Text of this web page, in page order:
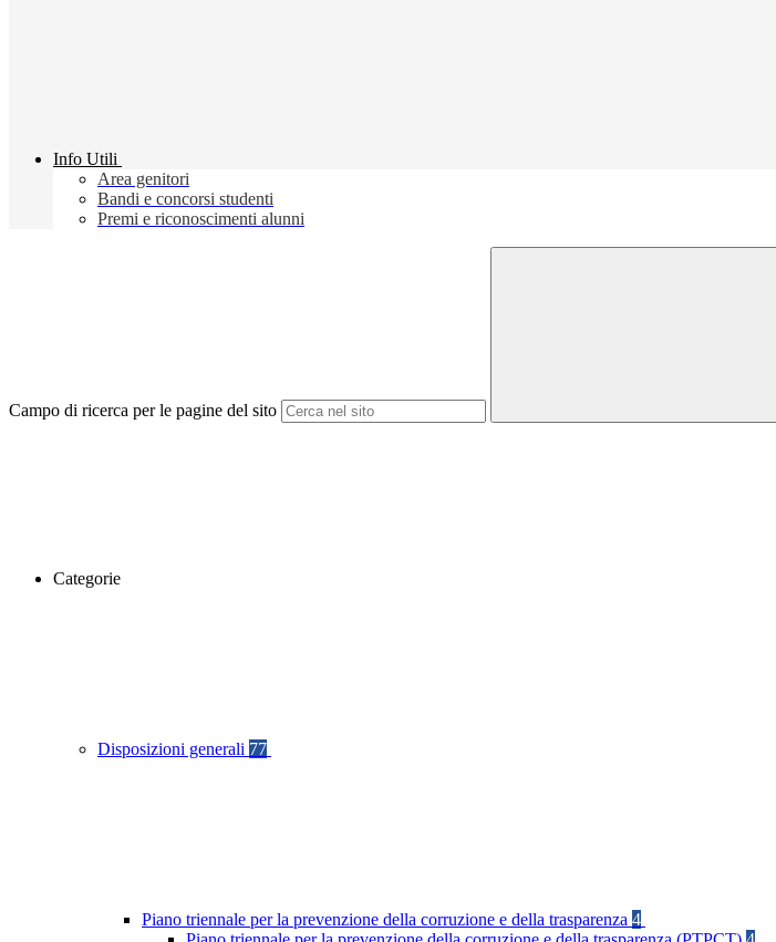
Info Utili
Area genitori
Bandi e concorsi studenti
Premi e riconoscimenti alunni
Campo di ricerca per le pagine del sito
Categorie
Disposizioni generali 77
Piano triennale per la prevenzione della corruzione e della trasparenza 4